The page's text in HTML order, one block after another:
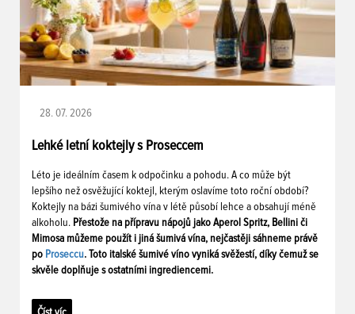
28. 07. 2026
Lehké letní koktejly s Proseccem
Léto je ideálním časem k odpočinku a pohodu. A co může být
lepšího než osvěžující koktejl, kterým oslavíme toto roční období?
Koktejly na bázi šumivého vína v létě působí lehce a obsahují méně
alkoholu. Přestože na přípravu nápojů jako Aperol Spritz, Bellini či
Mimosa můžeme použít i jiná šumivá vína, nejčastěji sáhneme právě
po Proseccu. Toto italské šumivé víno vyniká svěžestí, díky čemuž se
skvěle doplňuje s ostatními ingrediencemi.